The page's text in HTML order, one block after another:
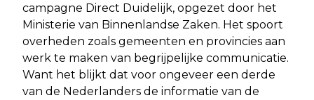
campagne Direct Duidelijk, opgezet door het
Ministerie van Binnenlandse Zaken. Het spoort
overheden zoals gemeenten en provincies aan
werk te maken van begrijpelijke communicatie.
Want het blijkt dat voor ongeveer een derde
van de Nederlanders de informatie van de